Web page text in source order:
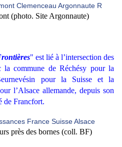
(photo. Site Argonnaute)
" est lié à l’intersection des
la commune de Réchésy pour la
pour la Suisse et la
l’Alsace allemande, depuis son
de Francfort.
près des bornes (coll. BF)